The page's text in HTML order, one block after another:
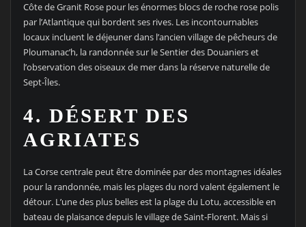
Côte de Granit Rose pour les énormes blocs de roche rose polis
par l’Atlantique qui bordent ses rives. Les incontournables
locaux incluent le déjeuner dans l’ancien village de pêcheurs de
Ploumanac’h, la randonnée sur le Sentier des Douaniers et
l’observation des oiseaux de mer dans la réserve naturelle de
Sept-Îles.
4. DÉSERT DES
AGRIATES
La Corse centrale peut être dominée par des montagnes idéales
pour la randonnée, mais les plages du nord valent également le
détour. L’une des plus belles est la plage du Lotu, accessible en
bateau de plaisance depuis le village de Saint-Florent. Mais si